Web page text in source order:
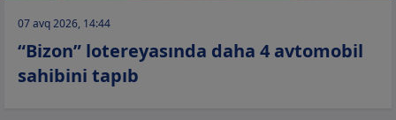
07 avq 2026, 14:44
“Bizon” lotereyasında daha 4 avtomobil
sahibini tapıb